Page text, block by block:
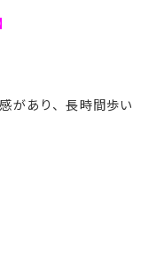
があり、長時間歩い